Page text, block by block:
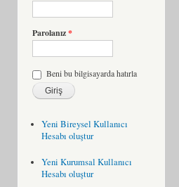
Parolanız*
Beni bu bilgisayarda hatırla
Yeni Bireysel Kullanıcı
Hesabı oluştur
Yeni Kurumsal Kullanıcı
Hesabı oluştur